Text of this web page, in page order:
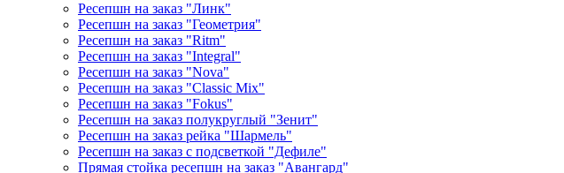
Ресепшн на заказ "Линк"
Ресепшн на заказ "Геометрия"
Ресепшн на заказ "Ritm"
Ресепшн на заказ "Integral"
Ресепшн на заказ "Nova"
Ресепшн на заказ "Classic Mix"
Ресепшн на заказ "Fokus"
Ресепшн на заказ полукруглый "Зенит"
Ресепшн на заказ рейка "Шармель"
Ресепшн на заказ с подсветкой "Дефиле"
Прямая стойка ресепшн на заказ "Авангард"